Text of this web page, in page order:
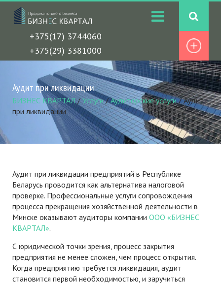
+375(17) 3744060
+375(29) 3381000
Аудит при ликвидации
БИЗНЕС КВАРТАЛ/Услуги/Аудиторские услуги/Аудит
при ликвидации
Аудит при ликвидации предприятий в Республике
Беларусь проводится как альтернатива налоговой
проверке. Профессиональные услуги сопровождения
процесса прекращения хозяйственной деятельности в
Минске оказывают аудиторы компании ООО «БИЗНЕС
КВАРТАЛ».
С юридической точки зрения, процесс закрытия
предприятия не менее сложен, чем процесс открытия.
Когда предприятию требуется ликвидация, аудит
становится первой необходимостью, и заручиться